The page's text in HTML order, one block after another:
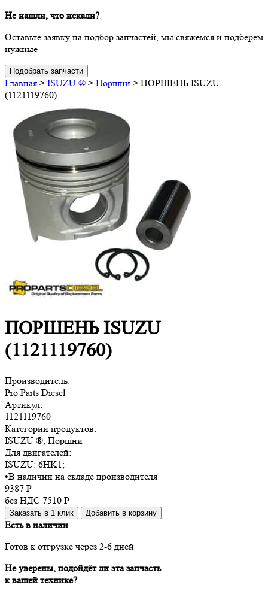
Не нашли, что искали?
Оставьте заявку на подбор запчастей, мы свяжемся и подберем
нужные
Подобрать запчасти
Главная > ISUZU ® > Поршни > ПОРШЕНЬ ISUZU
(1121119760)
ПОРШЕНЬ ISUZU
(1121119760)
Производитель:
Pro Parts Diesel
Артикул:
1121119760
Категории продуктов:
ISUZU ®, Поршни
Для двигателей:
ISUZU: 6HK1;
•В наличии на складе производителя
9387 Р
без НДС 7510 Р
Заказать в 1 клик Добавить в корзину
Есть в наличии
Готов к отгрузке через 2-6 дней
Не уверены, подойдёт ли эта запчасть
к вашей технике?